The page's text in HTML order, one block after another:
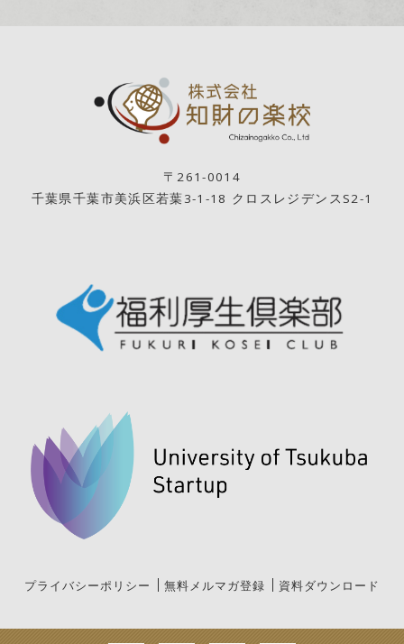
〒261-0014
千葉県千葉市美浜区若葉3-1-18 クロスレジデンスS2-1
プライバシーポリシー 無料メルマガ登録 資料ダウンロード